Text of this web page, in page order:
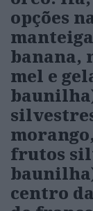
opções
banana,
mel e
frutos
centro